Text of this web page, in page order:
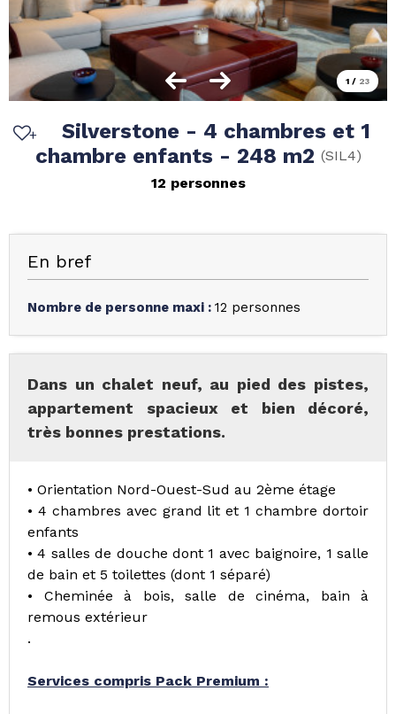
1 / 23
Silverstone - 4 chambres et 1
chambre enfants - 248 m2 (SIL4)
12 personnes
En bref
Nombre de personne maxi : 12 personnes
Dans un chalet neuf, au pied des pistes,
appartement spacieux et bien décoré,
très bonnes prestations.
• Orientation Nord-Ouest-Sud au 2ème étage
• 4 chambres avec grand lit et 1 chambre dortoir
enfants
• 4 salles de douche dont 1 avec baignoire, 1 salle
de bain et 5 toilettes (dont 1 séparé)
• Cheminée à bois, salle de cinéma, bain à
remous extérieur
.
Services compris Pack Premium :